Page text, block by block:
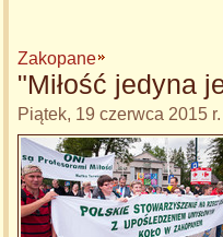
Zakopane
"Miłość jedyna
Piątek, 19 czerwca 2015